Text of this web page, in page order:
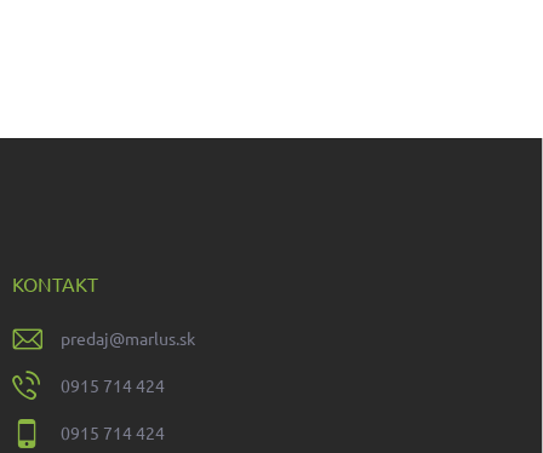
KONTAKT
predaj@marlus.sk
0915 714 424
0915 714 424